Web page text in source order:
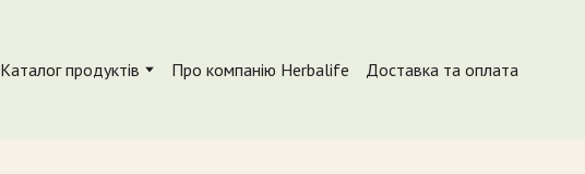
Каталог продуктів Про компанію Herbalife Доставка та оплата